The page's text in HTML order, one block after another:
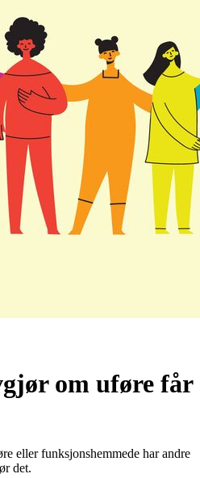
om uføre får
eller funksjonshemmede har andre
det.